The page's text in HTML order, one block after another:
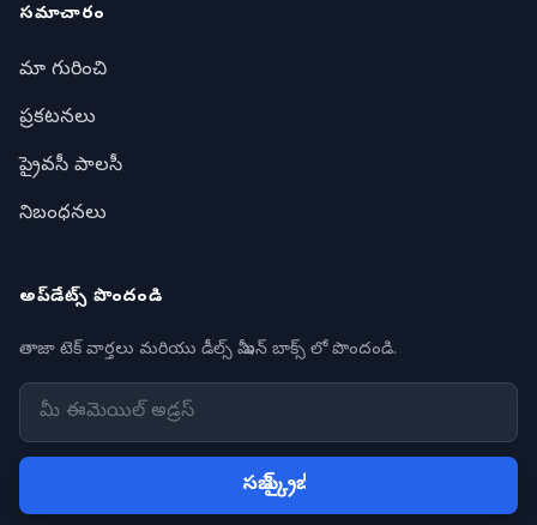
సమాచారం
మా గురించి
ప్రకటనలు
ప్రైవసీ పాలసీ
నిబంధనలు
అప్‌డేట్స్ పొందండి
తాజా టెక్ వార్తలు మరియు డీల్స్ మీ ఇన్ బాక్స్ లో పొందండి.
సబ్ స్క్రైబ్